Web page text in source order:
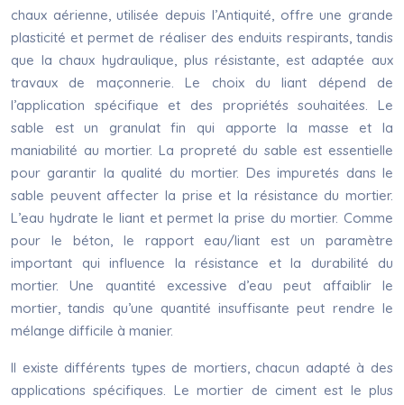
chaux aérienne, utilisée depuis l’Antiquité, offre une grande
plasticité et permet de réaliser des enduits respirants, tandis
que la chaux hydraulique, plus résistante, est adaptée aux
travaux de maçonnerie. Le choix du liant dépend de
l’application spécifique et des propriétés souhaitées. Le
sable est un granulat fin qui apporte la masse et la
maniabilité au mortier. La propreté du sable est essentielle
pour garantir la qualité du mortier. Des impuretés dans le
sable peuvent affecter la prise et la résistance du mortier.
L’eau hydrate le liant et permet la prise du mortier. Comme
pour le béton, le rapport eau/liant est un paramètre
important qui influence la résistance et la durabilité du
mortier. Une quantité excessive d’eau peut affaiblir le
mortier, tandis qu’une quantité insuffisante peut rendre le
mélange difficile à manier.
Il existe différents types de mortiers, chacun adapté à des
applications spécifiques. Le mortier de ciment est le plus